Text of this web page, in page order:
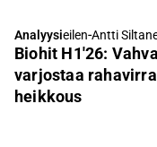
Analyysieilen-Antti
Biohit H1'26:
varjostaa
heikkous